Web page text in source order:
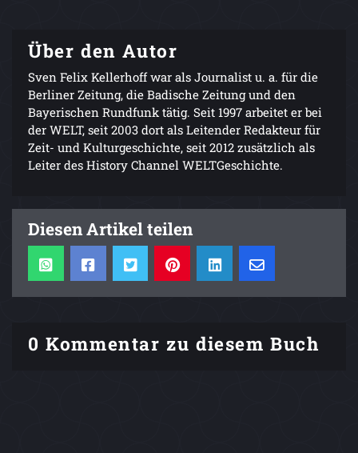
Über den Autor
Sven Felix Kellerhoff war als Journalist u. a. für die
Berliner Zeitung, die Badische Zeitung und den
Bayerischen Rundfunk tätig. Seit 1997 arbeitet er bei
der WELT, seit 2003 dort als Leitender Redakteur für
Zeit- und Kulturgeschichte, seit 2012 zusätzlich als
Leiter des History Channel WELTGeschichte.
Diesen Artikel teilen
0 Kommentar zu diesem Buch